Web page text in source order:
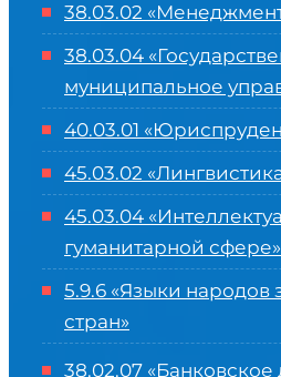
38.03.02
38.03.04
муниципальное
40.03.01
45.03.02
45.03.04 «
гуманитарной сфере»
5.9.6 «Языки народов
стран»
38.02.07 «Банковское